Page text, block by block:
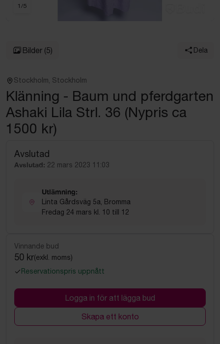
1 /5
Bilder (5) Dela
Stockholm, Stockholm
Klänning - Baum und pferdgarten
Ashaki Lila Strl. 36 (Nypris ca
1500 kr)
Avslutad
Avslutad: 22 mars 2023 11:03
Utlämning:
Linta Gårdsväg 5a, Bromma
Fredag 24 mars kl. 10 till 12
Vinnande bud
50 kr(exkl. moms)
Reservationspris uppnått
Logga in för att lägga bud
Skapa ett konto